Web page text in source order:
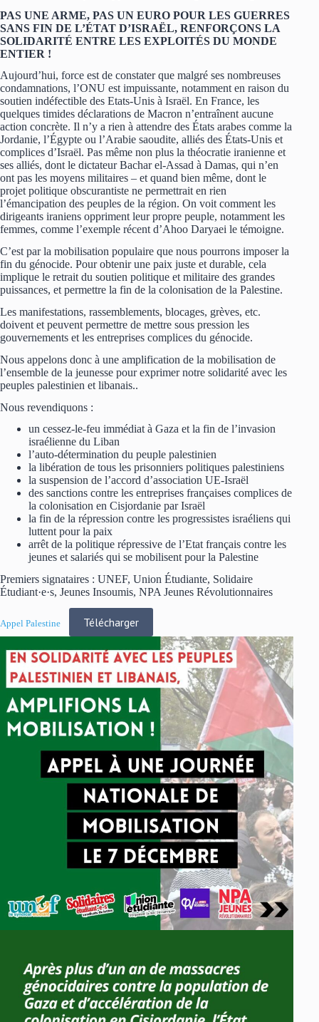
PAS UNE ARME, PAS UN EURO POUR LES GUERRES
SANS FIN DE L’ÉTAT D’ISRAËL, RENFORÇONS LA
SOLIDARITÉ ENTRE LES EXPLOITÉS DU MONDE
ENTIER !
Aujourd’hui, force est de constater que malgré ses nombreuses
condamnations, l’ONU est impuissante, notamment en raison du
soutien indéfectible des Etats-Unis à Israël. En France, les
quelques timides déclarations de Macron n’entraînent aucune
action concrète. Il n’y a rien à attendre des États arabes comme la
Jordanie, l’Égypte ou l’Arabie saoudite, alliés des États-Unis et
complices d’Israël. Pas même non plus la théocratie iranienne et
ses alliés, dont le dictateur Bachar el-Assad à Damas, qui n’en
ont pas les moyens militaires – et quand bien même, dont le
projet politique obscurantiste ne permettrait en rien
l’émancipation des peuples de la région. On voit comment les
dirigeants iraniens oppriment leur propre peuple, notamment les
femmes, comme l’exemple récent d’Ahoo Daryaei le témoigne.
C’est par la mobilisation populaire que nous pourrons imposer la
fin du génocide. Pour obtenir une paix juste et durable, cela
implique le retrait du soutien politique et militaire des grandes
puissances, et permettre la fin de la colonisation de la Palestine.
Les manifestations, rassemblements, blocages, grèves, etc.
doivent et peuvent permettre de mettre sous pression les
gouvernements et les entreprises complices du génocide.
Nous appelons donc à une amplification de la mobilisation de
l’ensemble de la jeunesse pour exprimer notre solidarité avec les
peuples palestinien et libanais..
Nous revendiquons :
un cessez-le-feu immédiat à Gaza et la fin de l’invasion
israélienne du Liban
l’auto-détermination du peuple palestinien
la libération de tous les prisonniers politiques palestiniens
la suspension de l’accord d’association UE-Israël
des sanctions contre les entreprises françaises complices de
la colonisation en Cisjordanie par Israël
la fin de la répression contre les progressistes israéliens qui
luttent pour la paix
arrêt de la politique répressive de l’Etat français contre les
jeunes et salariés qui se mobilisent pour la Palestine
Premiers signataires : UNEF, Union Étudiante, Solidaire
Étudiant·e·s, Jeunes Insoumis, NPA Jeunes Révolutionnaires
Appel Palestine Télécharger